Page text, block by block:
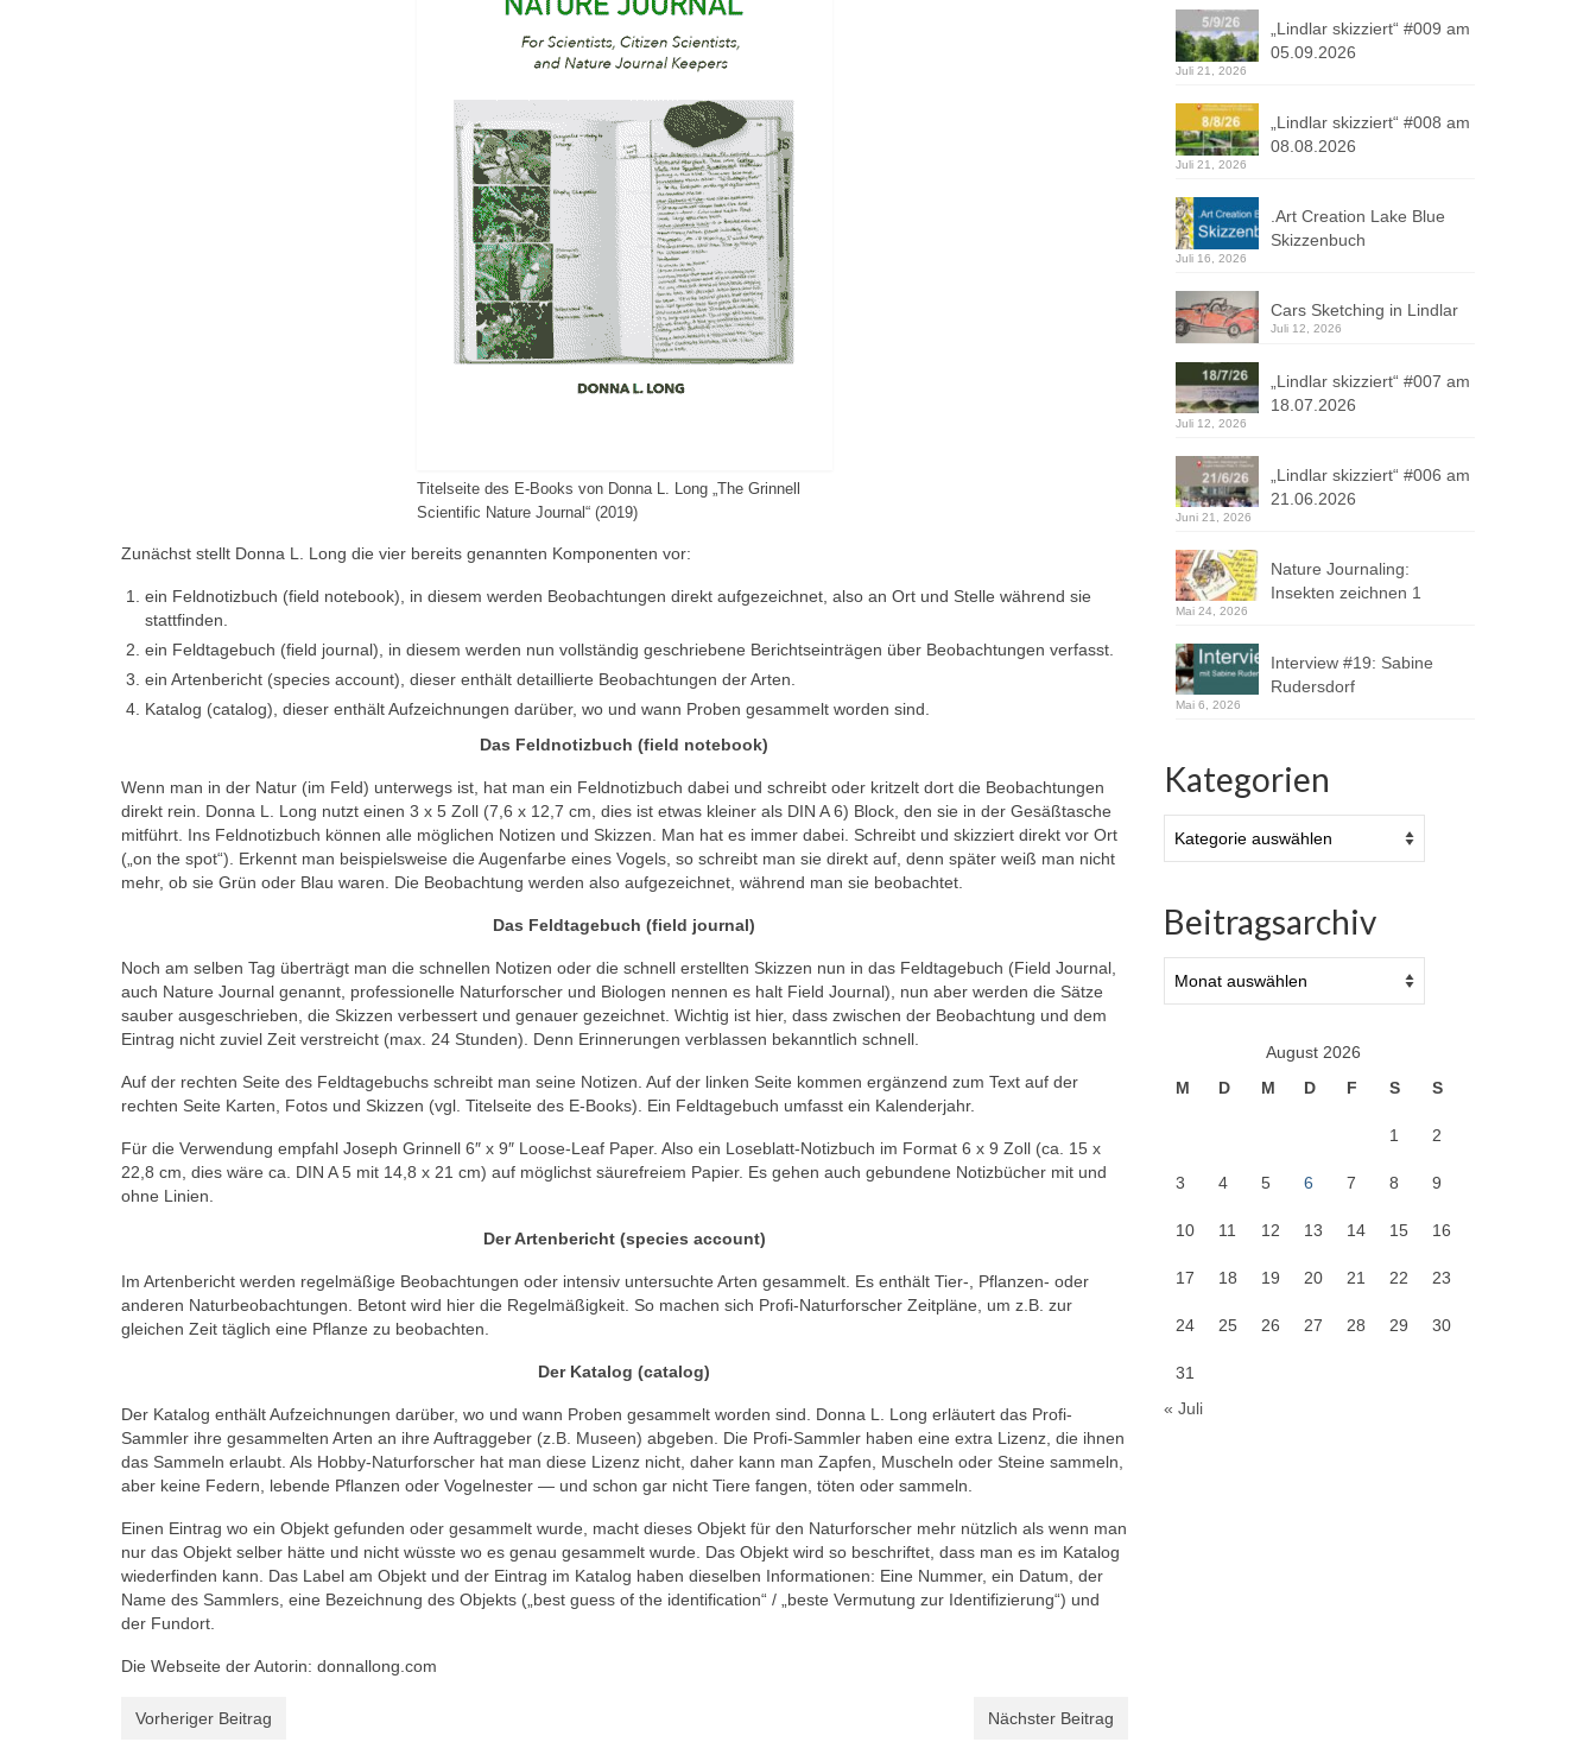
Titelseite des E-Books von Donna L. Long „The Grinnell
Scientific Nature Journal“ (2019)
Zunächst stellt Donna L. Long die vier bereits genannten Komponenten vor:
ein Feldnotizbuch (field notebook), in diesem werden Beobachtungen direkt aufgezeichnet, also an Ort und Stelle während sie
stattfinden.
ein Feldtagebuch (field journal), in diesem werden nun vollständig geschriebene Berichtseinträgen über Beobachtungen verfasst.
ein Artenbericht (species account), dieser enthält detaillierte Beobachtungen der Arten.
Katalog (catalog), dieser enthält Aufzeichnungen darüber, wo und wann Proben gesammelt worden sind.
Das Feldnotizbuch (field notebook)
Wenn man in der Natur (im Feld) unterwegs ist, hat man ein Feldnotizbuch dabei und schreibt oder kritzelt dort die Beobachtungen
direkt rein. Donna L. Long nutzt einen 3 x 5 Zoll (7,6 x 12,7 cm, dies ist etwas kleiner als DIN A 6) Block, den sie in der Gesäßtasche
mitführt. Ins Feldnotizbuch können alle möglichen Notizen und Skizzen. Man hat es immer dabei. Schreibt und skizziert direkt vor Ort
(„on the spot“). Erkennt man beispielsweise die Augenfarbe eines Vogels, so schreibt man sie direkt auf, denn später weiß man nicht
mehr, ob sie Grün oder Blau waren. Die Beobachtung werden also aufgezeichnet, während man sie beobachtet.
Das Feldtagebuch (field journal)
Noch am selben Tag überträgt man die schnellen Notizen oder die schnell erstellten Skizzen nun in das Feldtagebuch (Field Journal,
auch Nature Journal genannt, professionelle Naturforscher und Biologen nennen es halt Field Journal), nun aber werden die Sätze
sauber ausgeschrieben, die Skizzen verbessert und genauer gezeichnet. Wichtig ist hier, dass zwischen der Beobachtung und dem
Eintrag nicht zuviel Zeit verstreicht (max. 24 Stunden). Denn Erinnerungen verblassen bekanntlich schnell.
Auf der rechten Seite des Feldtagebuchs schreibt man seine Notizen. Auf der linken Seite kommen ergänzend zum Text auf der
rechten Seite Karten, Fotos und Skizzen (vgl. Titelseite des E-Books). Ein Feldtagebuch umfasst ein Kalenderjahr.
Für die Verwendung empfahl Joseph Grinnell 6″ x 9″ Loose-Leaf Paper. Also ein Loseblatt-Notizbuch im Format 6 x 9 Zoll (ca. 15 x
22,8 cm, dies wäre ca. DIN A 5 mit 14,8 x 21 cm) auf möglichst säurefreiem Papier. Es gehen auch gebundene Notizbücher mit und
ohne Linien.
Der Artenbericht (species account)
Im Artenbericht werden regelmäßige Beobachtungen oder intensiv untersuchte Arten gesammelt. Es enthält Tier-, Pflanzen- oder
anderen Naturbeobachtungen. Betont wird hier die Regelmäßigkeit. So machen sich Profi-Naturforscher Zeitpläne, um z.B. zur
gleichen Zeit täglich eine Pflanze zu beobachten.
Der Katalog (catalog)
Der Katalog enthält Aufzeichnungen darüber, wo und wann Proben gesammelt worden sind. Donna L. Long erläutert das Profi-
Sammler ihre gesammelten Arten an ihre Auftraggeber (z.B. Museen) abgeben. Die Profi-Sammler haben eine extra Lizenz, die ihnen
das Sammeln erlaubt. Als Hobby-Naturforscher hat man diese Lizenz nicht, daher kann man Zapfen, Muscheln oder Steine sammeln,
aber keine Federn, lebende Pflanzen oder Vogelnester — und schon gar nicht Tiere fangen, töten oder sammeln.
Einen Eintrag wo ein Objekt gefunden oder gesammelt wurde, macht dieses Objekt für den Naturforscher mehr nützlich als wenn man
nur das Objekt selber hätte und nicht wüsste wo es genau gesammelt wurde. Das Objekt wird so beschriftet, dass man es im Katalog
wiederfinden kann. Das Label am Objekt und der Eintrag im Katalog haben dieselben Informationen: Eine Nummer, ein Datum, der
Name des Sammlers, eine Bezeichnung des Objekts („best guess of the identification“ / „beste Vermutung zur Identifizierung“) und
der Fundort.
Die Webseite der Autorin: donnallong.com
Vorheriger Beitrag Nächster Beitrag
„Lindlar skizziert“ #009 am
05.09.2026
Juli 21, 2026
„Lindlar skizziert“ #008 am
08.08.2026
Juli 21, 2026
.Art Creation Lake Blue
Skizzenbuch
Juli 16, 2026
Cars Sketching in Lindlar
Juli 12, 2026
„Lindlar skizziert“ #007 am
18.07.2026
Juli 12, 2026
„Lindlar skizziert“ #006 am
21.06.2026
Juni 21, 2026
Nature Journaling:
Insekten zeichnen 1
Mai 24, 2026
Interview #19: Sabine
Rudersdorf
Mai 6, 2026
Kategorien
Beitragsarchiv
August 2026
M
D M D F S S
1 2
3 4 5 6 7 8 9
10 11 12 13 14 15 16
17 18 19 20 21 22 23
24 25 26 27 28 29 30
31
« Juli